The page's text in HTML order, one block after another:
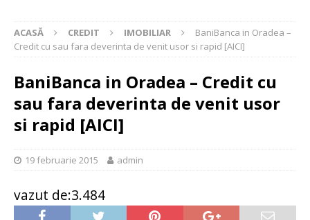
ACASĂ CREDIT IMOBILIAR
BaniBanca in Oradea –
Credit cu sau fara deverinta de venit usor si rapid [AICI]
BaniBanca in Oradea – Credit cu
sau fara deverinta de venit usor
si rapid [AICI]
19 februarie 2015 admin
vazut de:3.484